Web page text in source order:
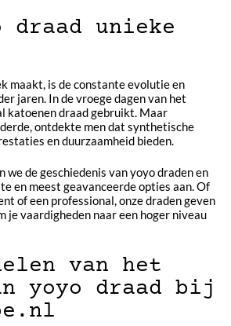
draad unieke
maakt, is de constante evolutie en
jaren. In de vroege dagen van het
katoenen draad gebruikt. Maar
ontdekte men dat synthetische
en duurzaamheid bieden.
we de geschiedenis van yoyo draden en
en meest geavanceerde opties aan. Of
of een professional, onze draden geven
je vaardigheden naar een hoger niveau
van het
yoyo draad bij